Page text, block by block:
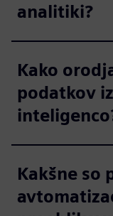
analitiki?
Kako
podatkov
Kakšne so